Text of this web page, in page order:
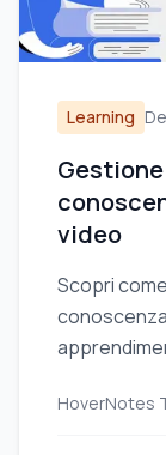
Learning
video
Scopri
come
HoverNotes